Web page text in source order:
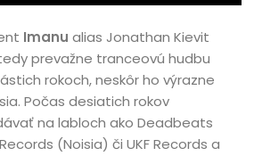
Imanu alias Jonathan Kievit
prevažne tranceovú hudbu
rokoch, neskôr ho výrazne
Počas desiatich rokov
na labloch ako Deadbeats
(Noisia) či UKF Records a